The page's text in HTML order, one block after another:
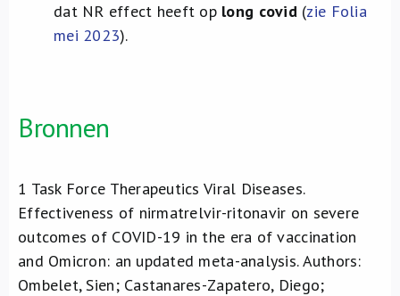
dat NR effect heeft op long covid (zie Folia
mei 2023).
Bronnen
1 Task Force Therapeutics Viral Diseases.
Effectiveness of nirmatrelvir-ritonavir on severe
outcomes of COVID-19 in the era of vaccination
and Omicron: an updated meta-analysis. Authors:
Ombelet, Sien; Castanares-Zapatero, Diego;